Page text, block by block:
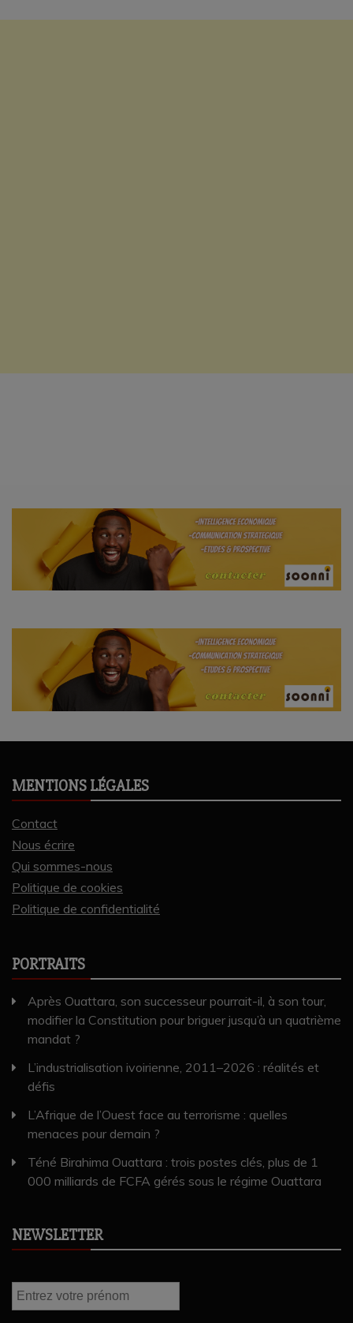
MENTIONS LÉGALES
Contact
Nous écrire
Qui sommes-nous
Politique de cookies
Politique de confidentialité
PORTRAITS
Après Ouattara, son successeur pourrait-il, à son tour,
modifier la Constitution pour briguer jusqu’à un quatrième
mandat ?
L’industrialisation ivoirienne, 2011–2026 : réalités et
défis
L’Afrique de l’Ouest face au terrorisme : quelles
menaces pour demain ?
Téné Birahima Ouattara : trois postes clés, plus de 1
000 milliards de FCFA gérés sous le régime Ouattara
NEWSLETTER